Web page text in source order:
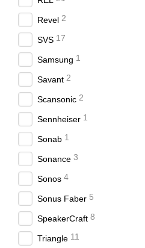
Revel 2
SVS 17
Samsung 1
Savant 2
Scansonic 2
Sennheiser 1
Sonab 1
Sonance 3
Sonos 4
Sonus Faber 5
SpeakerCraft 8
Triangle 11